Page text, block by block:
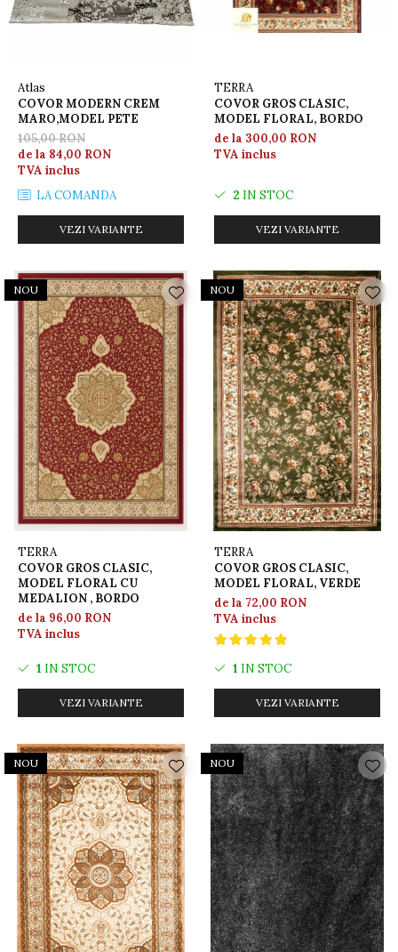
Atlas
COVOR MODERN CREM
MARO,MODEL PETE
105,00 RON
de la 84,00 RON
TVA inclus
LA COMANDA
VEZI VARIANTE
TERRA
COVOR GROS CLASIC,
MODEL FLORAL, BORDO
de la 300,00 RON
TVA inclus
2 IN STOC
VEZI VARIANTE
NOU
TERRA
COVOR GROS CLASIC,
MODEL FLORAL CU
MEDALION , BORDO
de la 96,00 RON
TVA inclus
1 IN STOC
VEZI VARIANTE
NOU
TERRA
COVOR GROS CLASIC,
MODEL FLORAL, VERDE
de la 72,00 RON
TVA inclus
1 IN STOC
VEZI VARIANTE
NOU NOU